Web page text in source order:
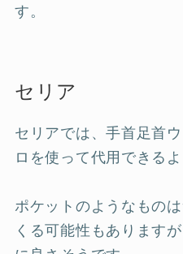
す。
セリア
セリアでは、手首足首
ロを使って代用できるよ
ポケットのようなもの
くる可能性もあります